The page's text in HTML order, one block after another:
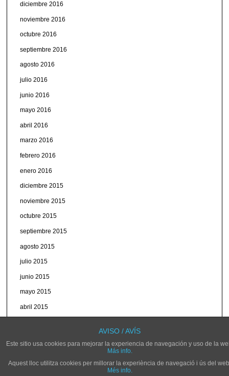
diciembre 2016
noviembre 2016
octubre 2016
septiembre 2016
agosto 2016
julio 2016
junio 2016
mayo 2016
abril 2016
marzo 2016
febrero 2016
enero 2016
diciembre 2015
noviembre 2015
octubre 2015
septiembre 2015
agosto 2015
julio 2015
junio 2015
mayo 2015
abril 2015
© NOVELDARADIO.ES
AVISO / AVÍS
Este sitio usa cookies para mejorar la experiencia de navegación y uso de la
Más info.
Aquest lloc utilitza cookies per millorar la experiència de navegació i ús del
Més info.